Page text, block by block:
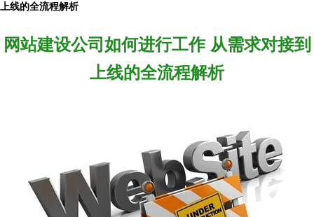
上线的全流程解析
网站建设公司如何进行工作 从需求对接到
上线的全流程解析